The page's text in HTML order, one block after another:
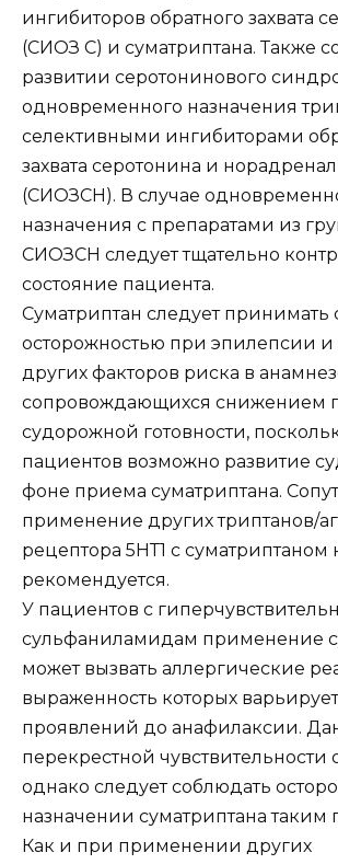
ингибиторов обратного захвата
(СИОЗ С) и суматриптана. Также
развитии серотонинового
одновременного назначения
селективными ингибиторами
захвата серотонина и
(СИОЗСН). В случае
назначения с препаратами из
СИОЗСН следует тщательно
состояние пациента.
Суматриптан следует принимать
осторожностью при эпилепсии
других факторов риска в
сопровождающихся снижением
судорожной готовности,
пациентов возможно развитие
фоне приема суматриптана.
применение других триптанов/
рецептора 5НТ1 с суматриптаном
рекомендуется.
У пациентов с
сульфаниламидам применение
может вызвать аллергические
выраженность которых
проявлений до анафилаксии.
перекрестной чувствительности
однако следует соблюдать
назначении суматриптана таким
Как и при применении других